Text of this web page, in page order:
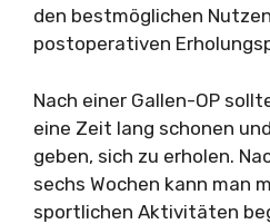
den bestmöglichen
postoperativen
Nach einer Gallen-OP
eine Zeit lang schonen
geben, sich zu erholen.
sechs Wochen kann man
sportlichen Aktivitäten